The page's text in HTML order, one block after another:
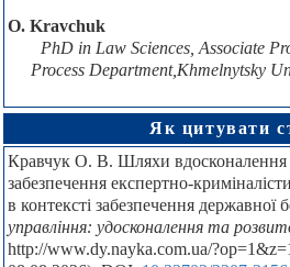
O. Kravchuk
PhD in Law Sciences, Associate
Process Department,Khmelnytsky
Як цитувати
Кравчук О. В. Шляхи вдосконалення
забезпечення експертно-
в контексті забезпечення державної
управління: удосконалення та
http://www.dy.nayka.com.ua/